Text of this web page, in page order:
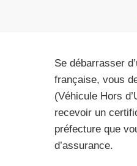
Se débarrasser
française, vous
(Véhicule Hors
recevoir un
préfecture que
d’assurance.